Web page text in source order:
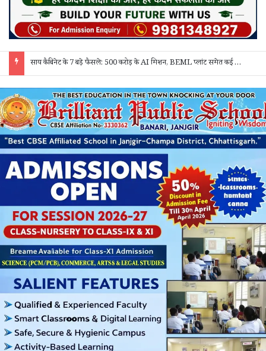
“बेसिक एजुकेशन और सीखने की क्षमता मजबूत होगी तो हर क्षेत्र में सफलता मिलेगी” – कलेक्टर